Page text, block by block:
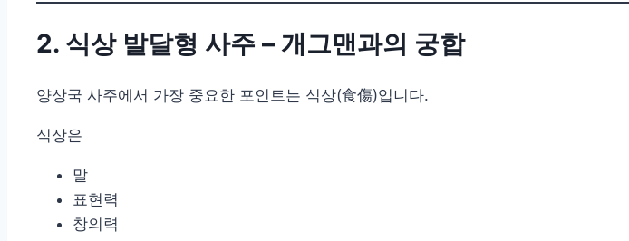
2. 식상 발달형 사주 – 개그맨과의 궁합
양상국 사주에서 가장 중요한 포인트는 식상(食傷)입니다.
식상은
말
표현력
창의력